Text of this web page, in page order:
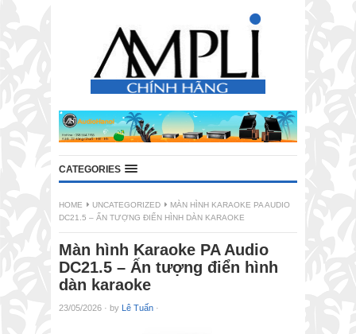
CATEGORIES
HOME UNCATEGORIZED
MÀN HÌNH KARAOKE PA AUDIO
DC21.5 – ẤN TƯỢNG ĐIỂN HÌNH DÀN KARAOKE
Màn hình Karaoke PA Audio
DC21.5 – Ấn tượng điển hình
dàn karaoke
23/05/2026 · by Lê Tuấn ·